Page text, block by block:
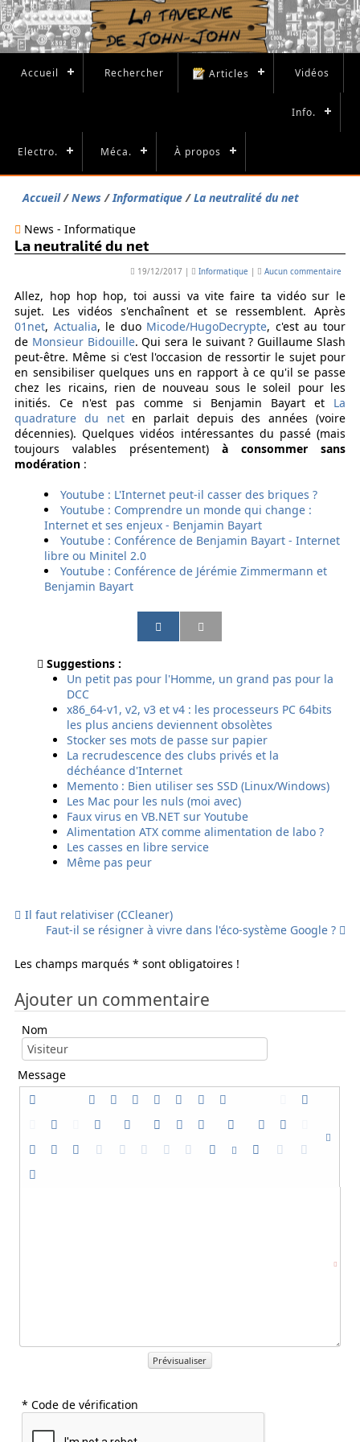
Accueil Rechercher Articles Vidéos
Info.
Electro. Méca. À propos
Accueil News Informatique La neutralité du net
News - Informatique
La neutralité du net
19/12/2017 | Informatique | Aucun commentaire
Allez, hop hop hop, toi aussi va vite faire ta vidéo sur le
sujet. Les vidéos s'enchaînent et se ressemblent. Après
01net, Actualia, le duo Micode/HugoDecrypte, c'est au tour
de Monsieur Bidouille. Qui sera le suivant ? Guillaume Slash
peut-être. Même si c'est l'occasion de ressortir le sujet pour
en sensibiliser quelques uns en rapport à ce qu'il se passe
chez les ricains, rien de nouveau sous le soleil pour les
initiés. Ce n'est pas comme si Benjamin Bayart et La
quadrature du neten parlait depuis des années (voire
décennies). Quelques vidéos intéressantes du passé (mais
toujours valables présentement) à consommer sans
modération :
Youtube : L'Internet peut-il casser des briques ?
Youtube : Comprendre un monde qui change :
Internet et ses enjeux - Benjamin Bayart
Youtube : Conférence de Benjamin Bayart - Internet
libre ou Minitel 2.0
Youtube : Conférence de Jérémie Zimmermann et
Benjamin Bayart
a
t
a
g
e
r
p
a
r
e
m
a
i
l
a
t
a
g
e
r
p
a
r
E
m
a
i
l
a
a
e
r
p
a
s
m
s
a
a
e
r
p
a
S
M
S
Suggestions :
Un petit pas pour l'Homme, un grand pas pour la
DCC
x86_64-v1, v2, v3 et v4 : les processeurs PC 64bits
les plus anciens deviennent obsolètes
Stocker ses mots de passe sur papier
La recrudescence des clubs privés et la
déchéance d'Internet
Memento : Bien utiliser ses SSD (Linux/Windows)
Les Mac pour les nuls (moi avec)
Faux virus en VB.NET sur Youtube
Alimentation ATX comme alimentation de labo ?
Les casses en libre service
Même pas peur
Il faut relativiser (CCleaner)
Faut-il se résigner à vivre dans l'éco-système Google ?
Les champs marqués * sont obligatoires !
Ajouter un commentaire
Nom
Message
Prévisualiser
* Code de vérification